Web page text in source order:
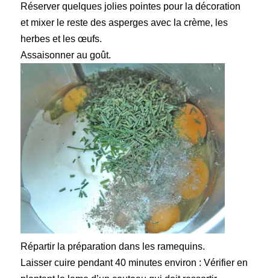
Réserver quelques jolies pointes pour la décoration
et mixer le reste des asperges avec la crème, les
herbes et les œufs.
Assaisonner au goût.
Répartir la préparation dans les ramequins.
Laisser cuire pendant 40 minutes environ : Vérifier en